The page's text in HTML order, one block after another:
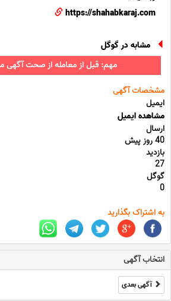
https://shahabkaraj.com
مشابه در گوگل
مهم: قبل از معامله از صحت آگهی
مشخصات آگهی
ایمیل
مشاهده ایمیل
ارسال
40 روز پیش
بازدید
27
گوگل
0
به اشتراک بگذارید
انتخاب آگهی
آگهی بعدی